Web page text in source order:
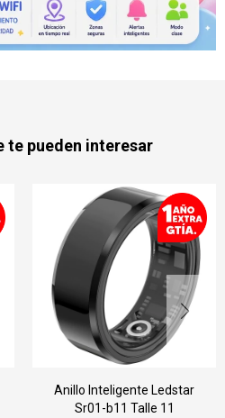
te pueden interesar
Smartwatch Blackview X20
Bluetooth Amoled